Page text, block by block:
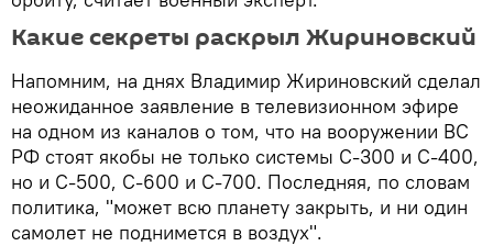
Какие секреты раскрыл Жириновский
Напомним, на днях Владимир Жириновский сделал
неожиданное заявление в телевизионном эфире
на одном из каналов о том, что на вооружении ВС
РФ стоят якобы не только системы С-300 и С-400,
но и С-500, С-600 и С-700. Последняя, по словам
политика, "может всю планету закрыть, и ни один
самолет не поднимется в воздух".